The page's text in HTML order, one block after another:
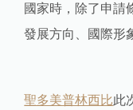
國家時，除了申請
發展方向、國際形
聖多美普林西比此